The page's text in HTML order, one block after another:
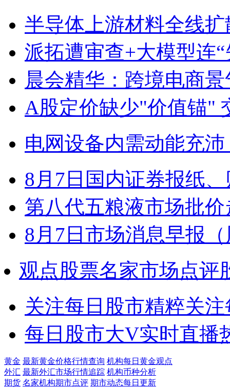
半导体上游材料全线
派拓遭审查+大模型连
晨会精华：跨境电商
A股定价缺少"价值锚"
电网设备内需动能充
8月7日国内证券报纸
第八代五粮液市场批
8月7日市场消息早报
观点股票名家市场点评
关注每日股市精粹关
每日股市大V实时直播
黄金 最新黄金价格行情查询 机构每日黄金观点
外汇 最新外汇市场行情追踪 机构币种分析
期货 名家机构期市点评 期市动态每日更新